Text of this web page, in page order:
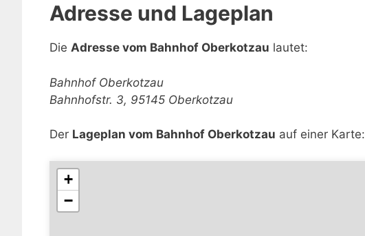
Adresse und Lageplan
Die Adresse vom Bahnhof Oberkotzau lautet:
Bahnhof Oberkotzau
Bahnhofstr. 3, 95145 Oberkotzau
Der Lageplan vom Bahnhof Oberkotzau auf einer Karte:
+
−